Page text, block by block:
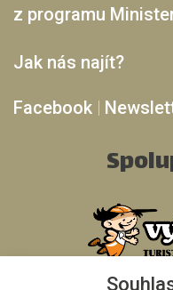
z programu
Jak nás najít?
Facebook |